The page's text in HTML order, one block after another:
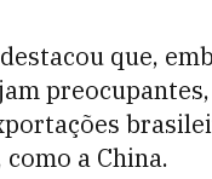
que,
a China.